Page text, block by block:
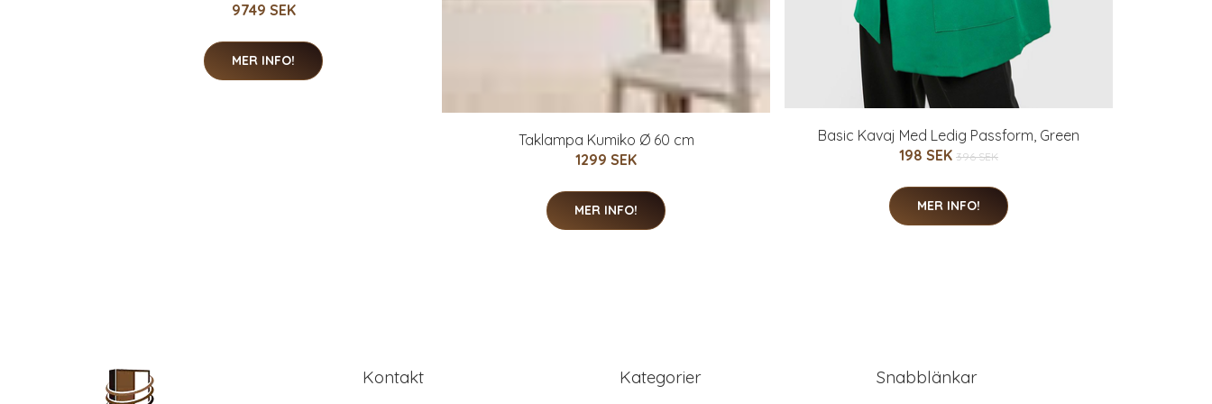
9749 SEK
MER INFO!
Taklampa Kumiko Ø 60 cm
1299 SEK
MER INFO!
Basic Kavaj Med Ledig Passform, Green
198 SEK 396 SEK
MER INFO!
Kontakt Kategorier Snabblänkar